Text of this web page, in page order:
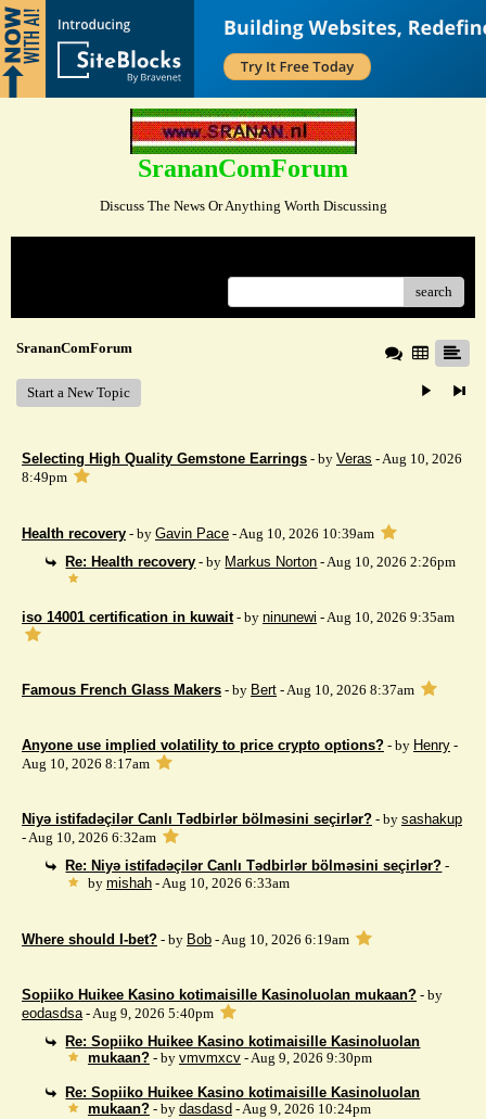
SrananComForum
Discuss The News Or Anything Worth Discussing
search
SrananComForum
Start a New Topic
Selecting High Quality Gemstone Earrings - by Veras - Aug 10, 2026
8:49pm
Health recovery - by Gavin Pace - Aug 10, 2026 10:39am
Re: Health recovery - by Markus Norton - Aug 10, 2026 2:26pm
iso 14001 certification in kuwait - by ninunewi - Aug 10, 2026 9:35am
Famous French Glass Makers - by Bert - Aug 10, 2026 8:37am
Anyone use implied volatility to price crypto options? - by Henry -
Aug 10, 2026 8:17am
Niyə istifadəçilər Canlı Tədbirlər bölməsini seçirlər? - by sashakup
- Aug 10, 2026 6:32am
Re: Niyə istifadəçilər Canlı Tədbirlər bölməsini seçirlər? -
by mishah- Aug 10, 2026 6:33am
Where should I-bet? - by Bob - Aug 10, 2026 6:19am
Sopiiko Huikee Kasino kotimaisille Kasinoluolan mukaan? - by
eodasdsa- Aug 9, 2026 5:40pm
Re: Sopiiko Huikee Kasino kotimaisille Kasinoluolan
mukaan? - by vmvmxcv- Aug 9, 2026 9:30pm
Re: Sopiiko Huikee Kasino kotimaisille Kasinoluolan
mukaan? - by dasdasd - Aug 9, 2026 10:24pm